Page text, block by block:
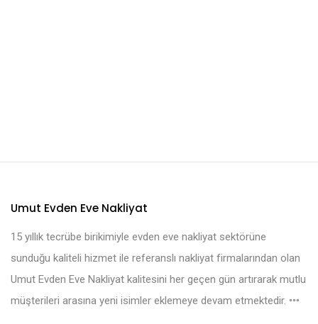
Umut Evden Eve Nakliyat
15 yıllık tecrübe birikimiyle evden eve nakliyat sektörüne
sunduğu kaliteli hizmet ile referanslı nakliyat firmalarından olan
Umut Evden Eve Nakliyat kalitesini her geçen gün artırarak mutlu
müşterileri arasına yeni isimler eklemeye devam etmektedir.